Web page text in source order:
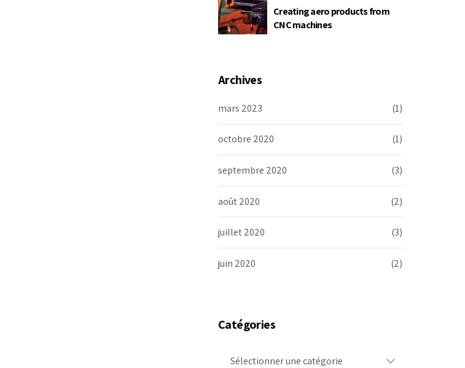
Creating aero products from
CNC machines
Archives
mars 2023 (1)
octobre 2020 (1)
septembre 2020 (3)
août 2020 (2)
juillet 2020 (3)
juin 2020 (2)
Catégories
Sélectionner une catégorie